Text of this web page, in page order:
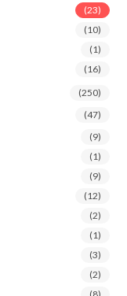
(23)
(10)
(1)
(16)
(250)
(47)
(9)
(1)
(9)
(12)
(2)
(1)
(3)
(2)
(8)